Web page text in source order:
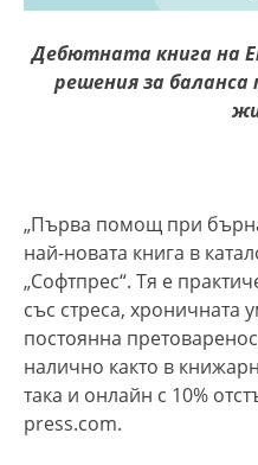
Дебютната книга на
решения за
„Първа помощ при
най-новата книга в
„Софтпрес“. Тя е
със стреса, хроничната
постоянна
налично както в
така и онлайн с 10%
press.com.